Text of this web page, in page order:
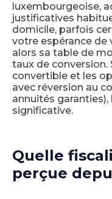
luxembourgeoise,
justificatives
domicile, parfois
votre espérance de
alors sa table de
taux de conversion.
convertible et les
avec réversion au
annuités
significative.
Quelle
perçue